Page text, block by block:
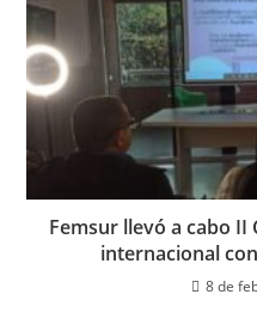
Femsur llevó a cabo II
internacional
8 de